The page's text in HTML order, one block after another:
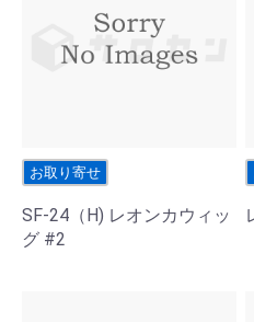
お取り寄せ
SF-24（H) レオンカウィッ
グ #2